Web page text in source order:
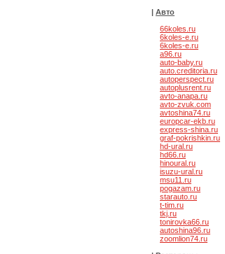
| Авто
66koles.ru
6koles-e.ru
6koles-e.ru
a96.ru
auto-baby.ru
auto.creditoria.ru
autoperspect.ru
autoplusrent.ru
avto-anapa.ru
avto-zvuk.com
avtoshina74.ru
europcar-ekb.ru
express-shina.ru
graf-pokrishkin.ru
hd-ural.ru
hd66.ru
hinoural.ru
isuzu-ural.ru
msu11.ru
pogazam.ru
starauto.ru
t-tim.ru
tkj.ru
tonirovka66.ru
autoshina96.ru
zoomlion74.ru